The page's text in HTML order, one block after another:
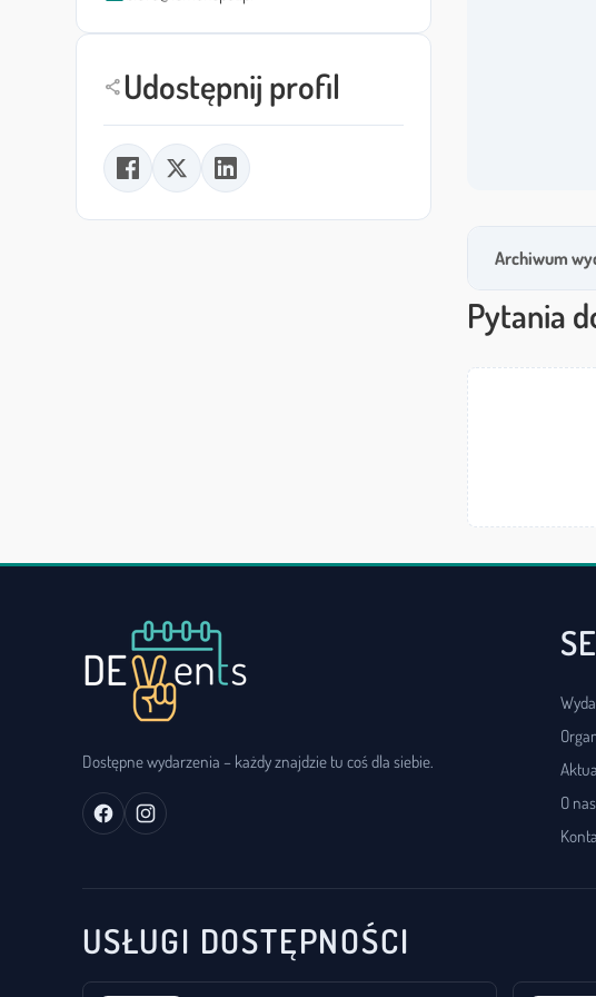
shareUdostępnij profil
Archiwum
Pytania
Dostępne wydarzenia – każdy znajdzie tu coś dla siebie.
O nas
USŁUGI DOSTĘPNOŚCI